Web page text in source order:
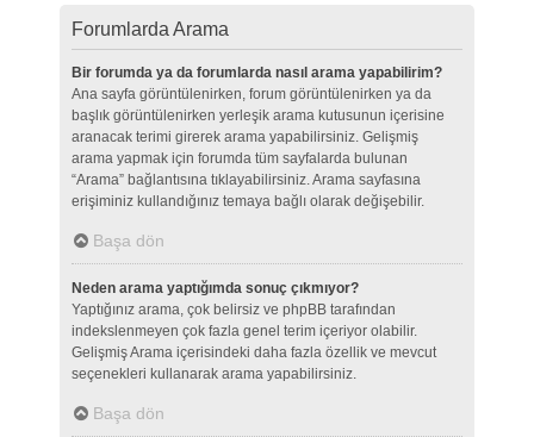
Forumlarda Arama
Bir forumda ya da forumlarda nasıl arama yapabilirim?
Ana sayfa görüntülenirken, forum görüntülenirken ya da
başlık görüntülenirken yerleşik arama kutusunun içerisine
aranacak terimi girerek arama yapabilirsiniz. Gelişmiş
arama yapmak için forumda tüm sayfalarda bulunan
“Arama” bağlantısına tıklayabilirsiniz. Arama sayfasına
erişiminiz kullandığınız temaya bağlı olarak değişebilir.
Başa dön
Neden arama yaptığımda sonuç çıkmıyor?
Yaptığınız arama, çok belirsiz ve phpBB tarafından
indekslenmeyen çok fazla genel terim içeriyor olabilir.
Gelişmiş Arama içerisindeki daha fazla özellik ve mevcut
seçenekleri kullanarak arama yapabilirsiniz.
Başa dön